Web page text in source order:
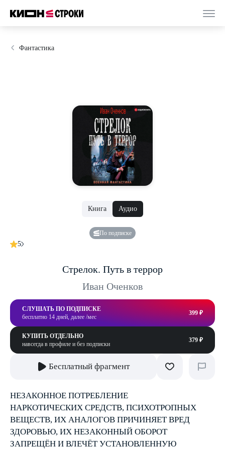
Фантастика
Книга Аудио
По подписке
5
Стрелок. Путь в террор
Иван Оченков
СЛУШАТЬ ПО ПОДПИСКЕ
бесплатно 14 дней, далее /мес
399 ₽
КУПИТЬ ОТДЕЛЬНО
навсегда в профиле и без подписки
379 ₽
Бесплатный фрагмент
НЕЗАКОННОЕ ПОТРЕБЛЕНИЕ
НАРКОТИЧЕСКИХ СРЕДСТВ, ПСИХОТРОПНЫХ
ВЕЩЕСТВ, ИХ АНАЛОГОВ ПРИЧИНЯЕТ ВРЕД
ЗДОРОВЬЮ, ИХ НЕЗАКОННЫЙ ОБОРОТ
ЗАПРЕЩЁН И ВЛЕЧЁТ УСТАНОВЛЕННУЮ